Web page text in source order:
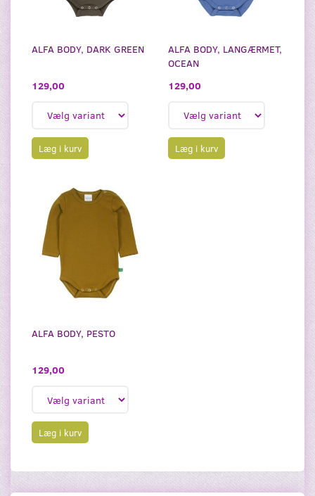
ALFA BODY, DARK GREEN
129,00
Læg i kurv
ALFA BODY, LANGÆRMET,
OCEAN
129,00
Læg i kurv
ALFA BODY, PESTO
129,00
Læg i kurv